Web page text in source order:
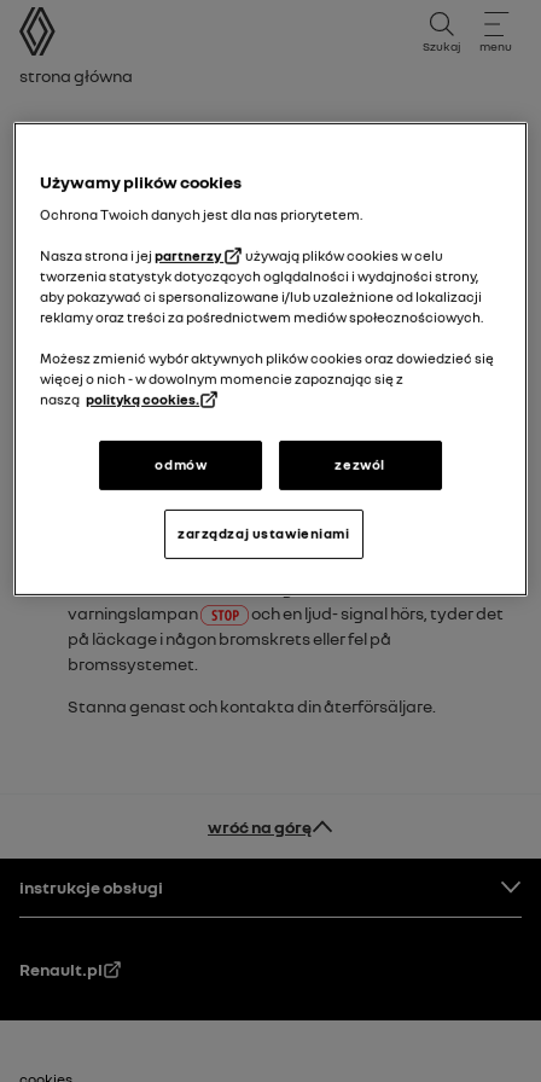
instrukcja obsługi
Szukaj menu
Ścieżka nawigacji
Strona główna
startas och slocknar efter några sekunder.
varningslampan
och en ljud- signal hörs, tyder det
på läckage i någon bromskrets eller fel på
bromssystemet.
Stanna genast och kontakta din återförsäljare.
wróć na górę
Stopka
instrukcje obsługi
Renault.pl
Używamy plików cookies
Ochrona Twoich danych jest dla nas priorytetem.
Nasza strona i jejpartnerzy
używają plików cookies w celu
tworzenia statystyk dotyczących oglądalności i wydajności strony,
aby pokazywać ci spersonalizowane i/lub uzależnione od lokalizacji
reklamy oraz treści za pośrednictwem mediów społecznościowych.
Możesz zmienić wybór aktywnych plików cookies oraz dowiedzieć się
więcej o nich - w dowolnym momencie zapoznając się z
naszą polityką cookies.
odmów zezwól
zarządzaj ustawieniami